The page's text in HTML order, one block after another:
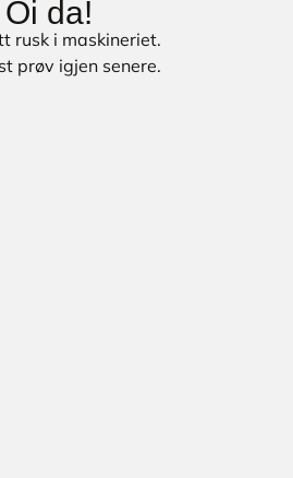
Oi da!
rusk i maskineriet.
prøv igjen senere.